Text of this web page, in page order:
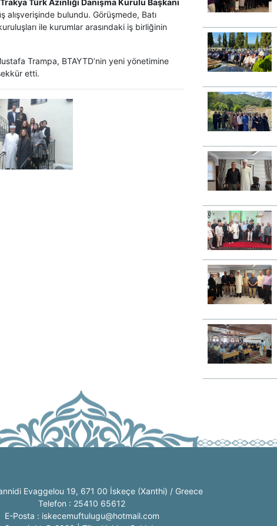
Trakya Türk Azınlığı Danışma Kurulu Başkanı
alışverişinde bulundu. Görüşmede, Batı
ile kurumlar arasındaki iş birliğinin
Trampa, BTAYTD’nin yeni yönetimine
etti.
Evaggelou 19, 671 00 İskeçe (Xanthi) / Greece
Telefon : 25410 65612
E-Posta : iskecemuftulugu@hotmail.com